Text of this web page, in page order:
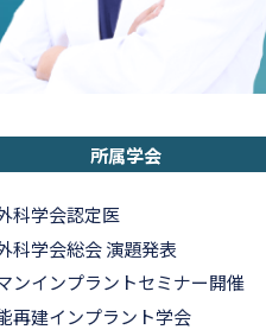
所属学会
科学会認定医
科学会総会 演題発表
ンインプラントセミナー開催
再建インプラント学会